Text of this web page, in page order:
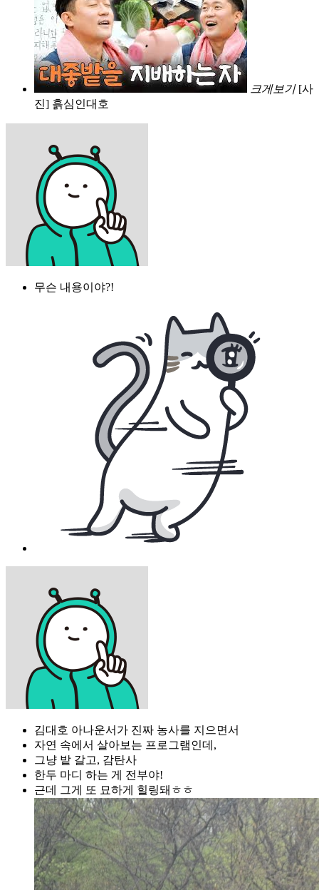
크게보기 [사
진] 흙심인대호
무슨 내용이야?!
김대호 아나운서가 진짜 농사를 지으면서
자연 속에서 살아보는 프로그램인데,
그냥 밭 갈고, 감탄사
한두 마디 하는 게 전부야!
근데 그게 또 묘하게 힐링돼ㅎㅎ